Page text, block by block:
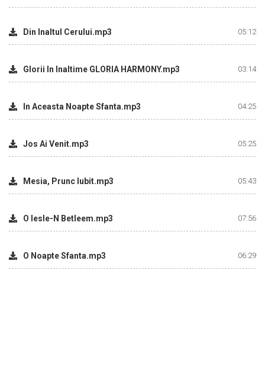
Din Inaltul Cerului.mp3 05:12
Glorii In Inaltime GLORIA HARMONY.mp3 03:14
In Aceasta Noapte Sfanta.mp3 04:25
Jos Ai Venit.mp3 05:25
Mesia, Prunc Iubit.mp3 05:43
O Iesle-N Betleem.mp3 07:56
O Noapte Sfanta.mp3 06:29